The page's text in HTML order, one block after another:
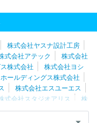
イ株式会社
グリーホー
リア
株式会社ベルパーク
株式会社ヤスナ設計工房
式会社アテック
株式会社
株式会社
株式会社ヨシ
ールディングス株式会社
株式会社エスユーエス
式会社スタジオアリス
株
株式会社タナベコンサル
ルディングス株式会社